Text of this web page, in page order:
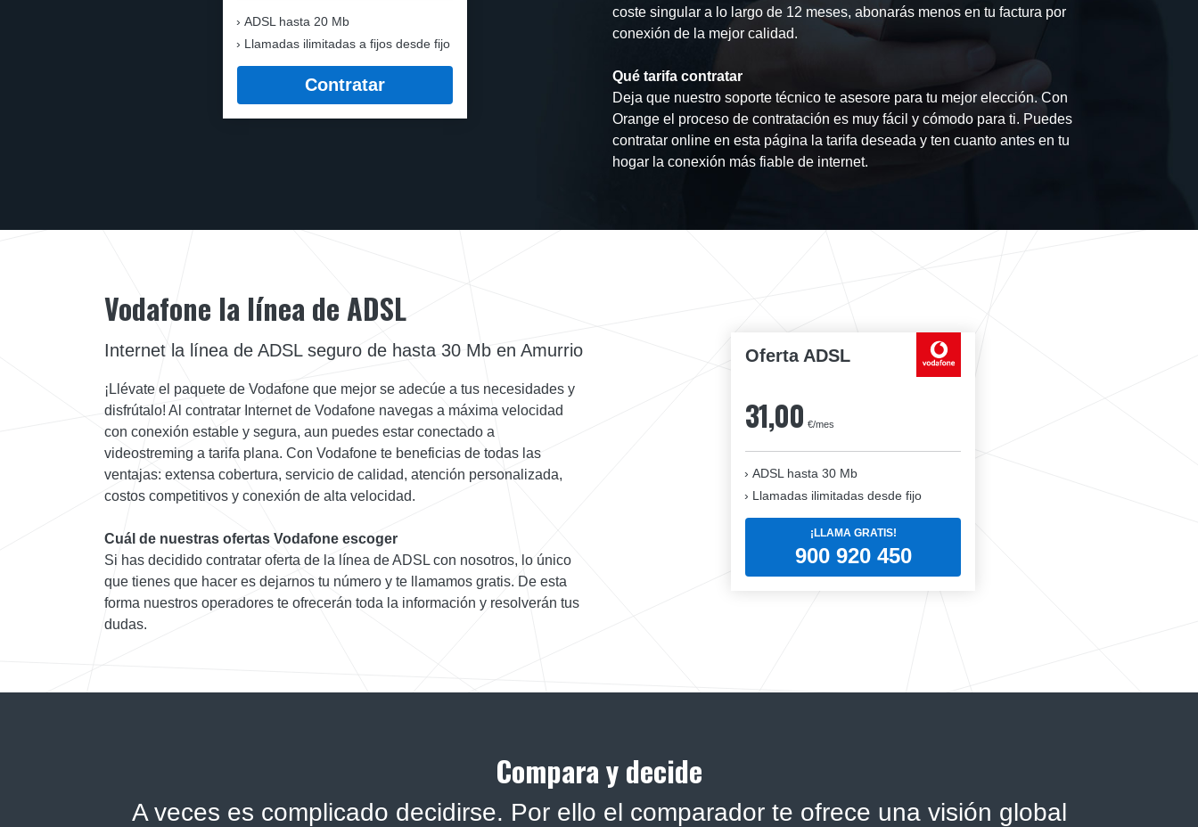
ADSL hasta 20 Mb
Llamadas ilimitadas a fijos desde fijo
Contratar
coste singular a lo largo de 12 meses, abonarás menos en tu factura por
conexión de la mejor calidad.
Qué tarifa contratar
Deja que nuestro soporte técnico te asesore para tu mejor elección. Con
Orange el proceso de contratación es muy fácil y cómodo para ti. Puedes
contratar online en esta página la tarifa deseada y ten cuanto antes en tu
hogar la conexión más fiable de internet.
Oferta ADSL
31,00 €/mes
ADSL hasta 30 Mb
Llamadas ilimitadas desde fijo
¡LLAMA GRATIS!
900 920 450
Vodafone la línea de ADSL
Internet la línea de ADSL seguro de hasta 30 Mb en Amurrio
¡Llévate el paquete de Vodafone que mejor se adecúe a tus necesidades y
disfrútalo! Al contratar Internet de Vodafone navegas a máxima velocidad
con conexión estable y segura, aun puedes estar conectado a
videostreming a tarifa plana. Con Vodafone te beneficias de todas las
ventajas: extensa cobertura, servicio de calidad, atención personalizada,
costos competitivos y conexión de alta velocidad.
Cuál de nuestras ofertas Vodafone escoger
Si has decidido contratar oferta de la línea de ADSL con nosotros, lo único
que tienes que hacer es dejarnos tu número y te llamamos gratis. De esta
forma nuestros operadores te ofrecerán toda la información y resolverán tus
dudas.
Compara y decide
A veces es complicado decidirse. Por ello el comparador te ofrece una visión global